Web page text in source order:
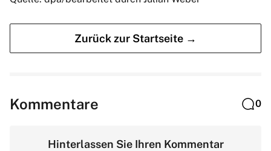
Zurück zur Startseite →
Kommentare 0
Hinterlassen Sie Ihren Kommentar